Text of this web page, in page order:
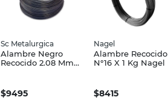
Sc Metalurgica
Alambre Negro
Recocido 2.08 Mm
$9495
Nagel
Alambre Recocido
N°16 X 1 Kg Nagel
$8415